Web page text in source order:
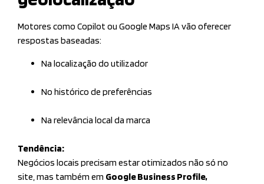
Motores como Copilot ou Google Maps IA vão oferecer
respostas baseadas:
Na localização do utilizador
No histórico de preferências
Na relevância local da marca
Tendência:
Negócios locais precisam estar otimizados não só no
site, mas também em Google Business Profile,